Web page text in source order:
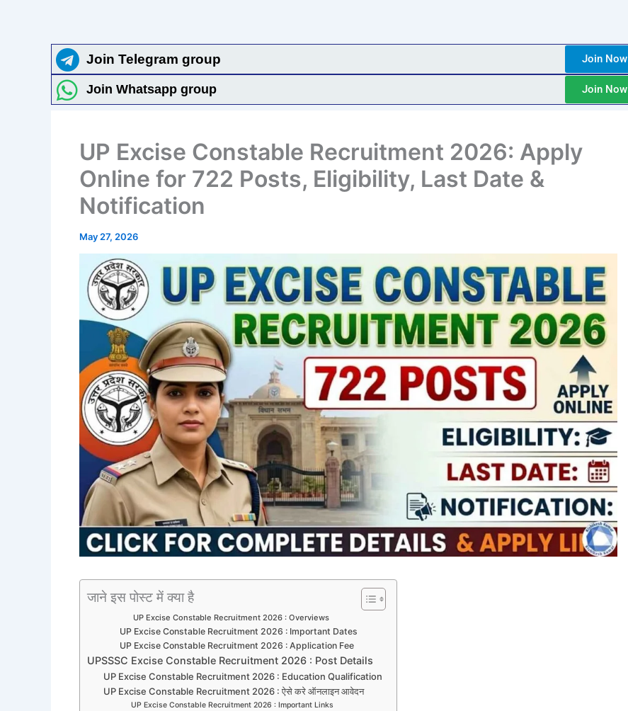
Join Telegram group Join Now
Join Whatsapp group Join Now
UP Excise Constable Recruitment 2026: Apply
Online for 722 Posts, Eligibility, Last Date &
Notification
May 27, 2026
जाने इस पोस्ट में क्या है
UP Excise Constable Recruitment 2026 : Overviews
UP Excise Constable Recruitment 2026 : Important Dates
UP Excise Constable Recruitment 2026 : Application Fee
UPSSSC Excise Constable Recruitment 2026 : Post Details
UP Excise Constable Recruitment 2026 : Education Qualification
UP Excise Constable Recruitment 2026 : ऐसे करे ऑनलाइन आवेदन
UP Excise Constable Recruitment 2026 : Important Links